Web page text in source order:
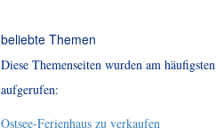
beliebte Themen
Diese Themenseiten wurden am häufigsten
aufgerufen:
Ostsee-Ferienhaus zu verkaufen